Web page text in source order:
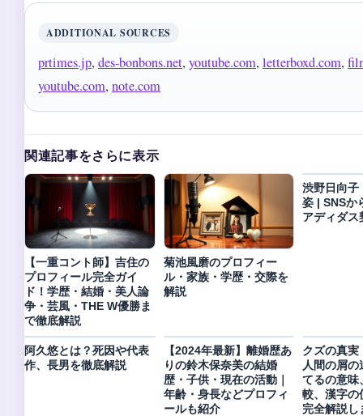
ADDITIONAL SOURCES
prtimes.jp, des-bonbons.net, youtube.com, letterboxd.com,
youtube.com, note.com
関連記事をさらに表示
【一重コント師】吉住の
プロフィール完全ガイ
ド！学歴・結婚・美人論
争・芸風・THE W優勝ま
で徹底解説
菊池風磨のプロフィー
ル・家族・学歴・交際を
解説
渋野日向子
姿 | SNSか
アディダス
阿久悠とは？死因や代表
作、長男を徹底解説
【2024年最新】離婚歴あ
りの鈴木保奈美の結婚
歴・子供・現在の活動｜
年齢・身長などプロフィ
ールも紹介
クズの真実
人間の屑
てるの意味
較、漢字の
完全解説し